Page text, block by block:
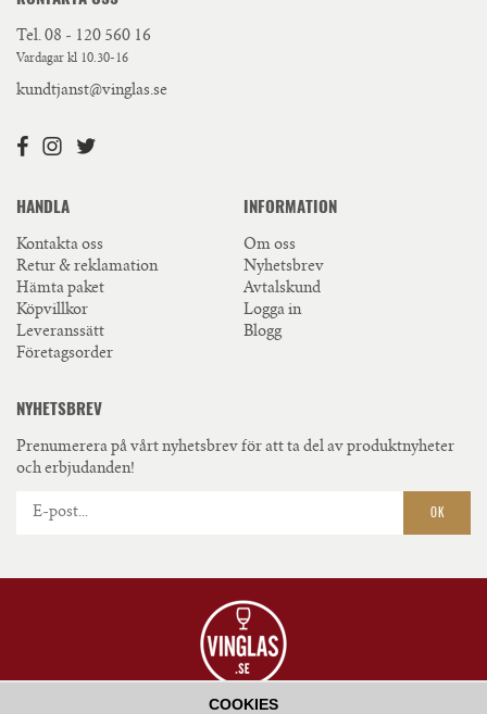
Tel. 08 - 120 560 16
Vardagar kl 10.30-16
kundtjanst@vinglas.se
HANDLA
Kontakta oss
Retur & reklamation
Hämta paket
Köpvillkor
Leveranssätt
Företagsorder
INFORMATION
Om oss
Nyhetsbrev
Avtalskund
Logga in
Blogg
NYHETSBREV
Prenumerera på vårt nyhetsbrev för att ta del av produktnyheter
och erbjudanden!
OK
COOKIES